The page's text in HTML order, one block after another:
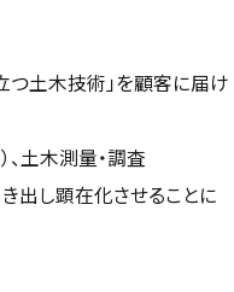
つ土木技術」を顧客に届け
土木測量・調査
出し顕在化させることに